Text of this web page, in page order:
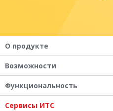
О продукте
Возможности
Функциональность
Сервисы ИТС